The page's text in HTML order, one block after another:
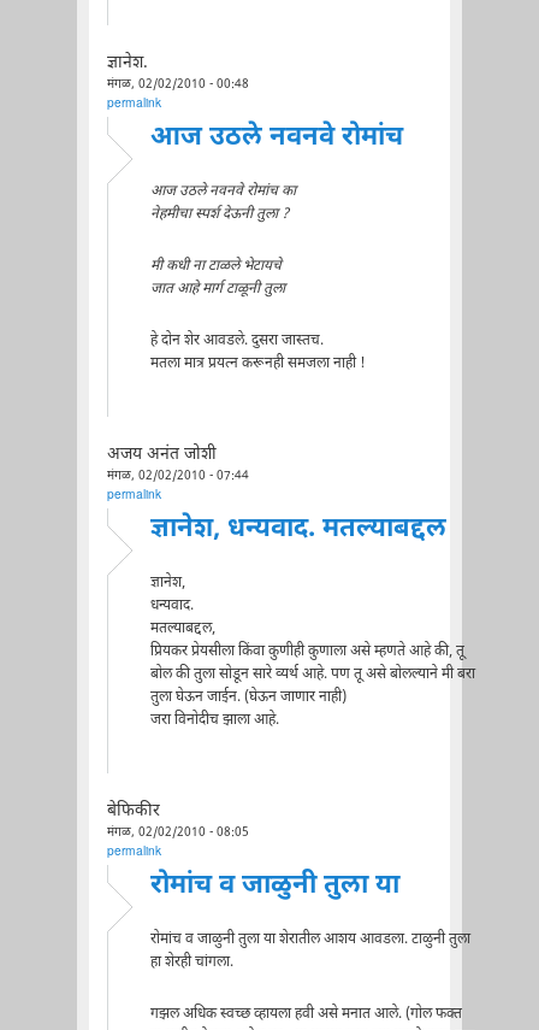
ज्ञानेश.
मंगळ, 02/02/2010 - 00:48
permalink
आज उठले नवनवे रोमांच
आज उठले नवनवे रोमांच का
नेहमीचा स्पर्श देऊनी तुला ?
मी कधी ना टाळले भेटायचे
जात आहे मार्ग टाळूनी तुला
हे दोन शेर आवडले. दुसरा जास्तच.
मतला मात्र प्रयत्न करूनही समजला नाही !
अजय अनंत जोशी
मंगळ, 02/02/2010 - 07:44
permalink
ज्ञानेश, धन्यवाद. मतल्याबद्दल
ज्ञानेश,
धन्यवाद.
मतल्याबद्दल,
प्रियकर प्रेयसीला किंवा कुणीही कुणाला असे म्हणते आहे की, तू
बोल की तुला सोडून सारे व्यर्थ आहे. पण तू असे बोलल्याने मी बरा
तुला घेऊन जाईन. (घेऊन जाणार नाही)
जरा विनोदीच झाला आहे.
बेफिकीर
मंगळ, 02/02/2010 - 08:05
permalink
रोमांच व जाळुनी तुला या
रोमांच व जाळुनी तुला या शेरातील आशय आवडला. टाळुनी तुला
हा शेरही चांगला.
गझल अधिक स्वच्छ व्हायला हवी असे मनात आले. (गोल फक्त